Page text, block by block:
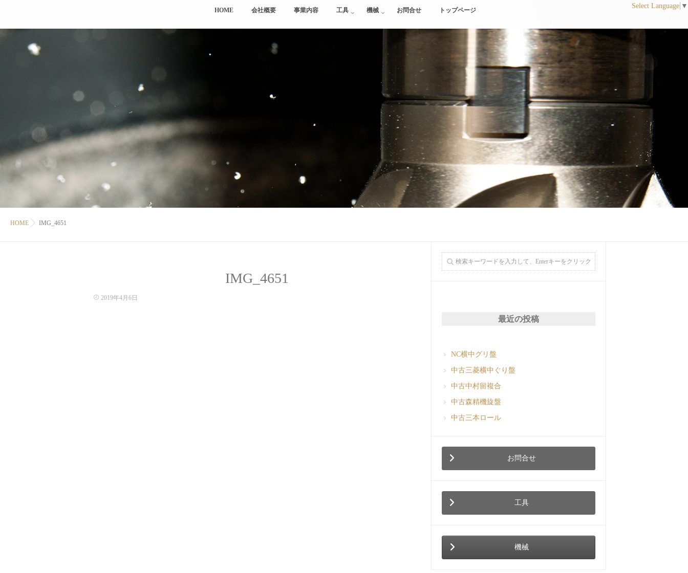
HOME 会社概要 事業内容 工具 機械 お問合せ トップページ
Select Language ▼
HOME IMG_4651
IMG_4651
2019年4月6日
最近の投稿
NC横中グリ盤
中古三菱横中ぐり盤
中古中村留複合
中古森精機旋盤
中古三本ロール
お問合せ
工具
機械